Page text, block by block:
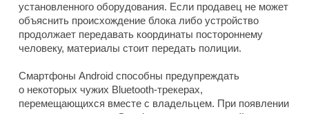
установленного оборудования. Если продавец не может
объяснить происхождение блока либо устройство
продолжает передавать координаты постороннему
человеку, материалы стоит передать полиции.
Смартфоны Android способны предупреждать
о некоторых чужих Bluetooth-трекерах,
перемещающихся вместе с владельцем. При появлении